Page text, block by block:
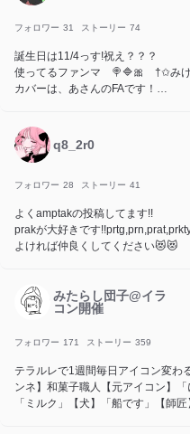
フォロワー 31 ストーリー 74
誕生日は11/4っす!祝え？？？
使ってるファンマ 🍭🔷🎀 †✩み
カバーは、あさんのFAです！
q8_2r0
フォロワー 28 ストーリー 41
よくamptakの投稿してます!!
prakが大好きです
よければ仲良くしてください😻😻
みたらし団子@イラ
コン開催
フォロワー 171 ストーリー 359
テラルレで1週間毎日アイコン変わ
ンネ】和菓子職人【元アイコン】
「ミルク」【犬】「船です」【師